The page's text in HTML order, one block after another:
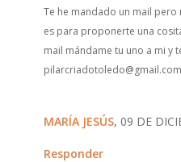
Te he mandado un mail pero
es para proponerte una
mail mándame tu uno a mi y
MARÍA JESÚS, 09 DE
Responder